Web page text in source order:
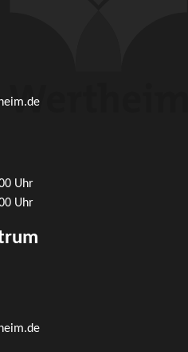
Uhr
Uhr